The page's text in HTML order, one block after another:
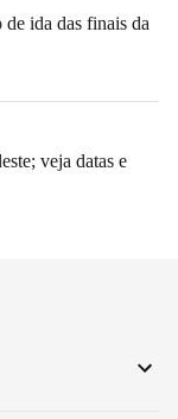
ida das finais da
veja datas e